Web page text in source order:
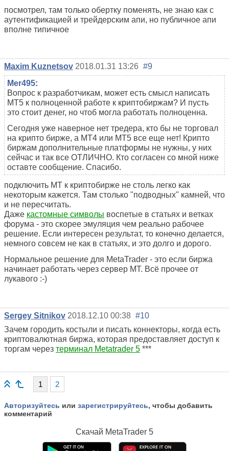
посмотрел, там только обертку поменять, не знаю как с
аутентификацией и трейдерским апи, но публичное апи
вполне типичное
Maxim Kuznetsov 2018.01.31 13:26 #9
Mer495:
Вопрос к разработчикам, может есть смысл написать
МТ5 к полноценной работе к криптобиржам? И пусть
это стоит денег, но чтоб могла работать полноценна.
Сегодня уже наверное нет тредера, кто бы не торговал
на крипто бирже, а МТ4 или МТ5 все еще нет! Крипто
биржам дополнительные платформы не нужны, у них
сейчас и так все ОТЛИЧНО. Кто согласен со мной ниже
оставте сообщение. Спасибо.
подключить MT к криптобирже не столь легко как
некоторым кажется. Там столько "подводных" камней, что
и не пересчитать.
Даже кастомные символы воспетые в статьях и ветках
форума - это скорее эмуляция чем реально рабочее
решение. Если интересен результат, то конечно делается,
немного совсем не как в статьях, и это долго и дорого.
Нормальное решение для MetaTrader - это если биржа
начинает работать через сервер MT. Всё прочее от
лукавого :-)
Sergey Sitnikov 2018.12.10 00:38 #10
Зачем городить костыли и писать коннекторы, когда есть
криптовалютная биржа, которая предоставляет доступ к
торгам через терминал Metatrader 5 ***
1 2
Авторизуйтесь или зарегистрируйтесь, чтобы добавить
комментарий
Скачай MetaTrader 5